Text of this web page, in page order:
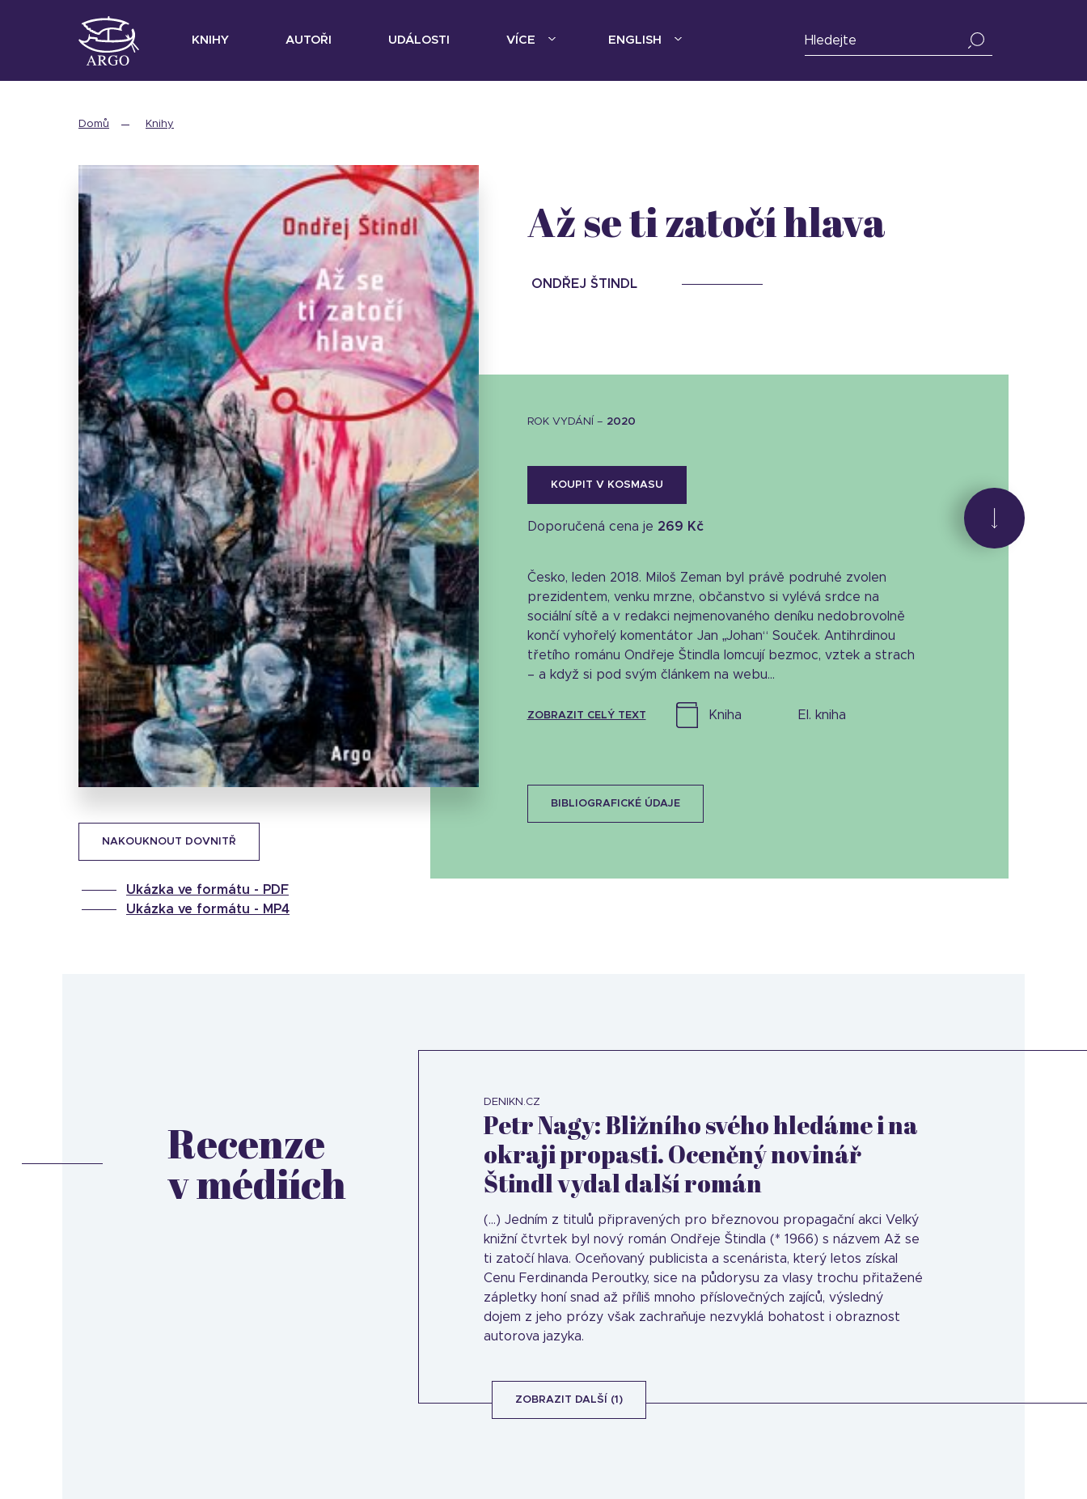
KNIHY AUTOŘI UDÁLOSTI VÍCE ENGLISH
Domů Knihy
NAKOUKNOUT DOVNITŘ
Ukázka ve formátu - PDF
Ukázka ve formátu - MP4
Až se ti zatočí hlava
ONDŘEJ ŠTINDL
ROK VYDÁNÍ – 2020
KOUPIT V KOSMASU
Doporučená cena je 269 Kč
Česko, leden 2018. Miloš Zeman byl právě podruhé zvolen
prezidentem, venku mrzne, občanstvo si vylévá srdce na
sociální sítě a v redakci nejmenovaného deníku nedobrovolně
končí vyhořelý komentátor Jan „Johan“ Souček. Antihrdinou
třetího románu Ondřeje Štindla lomcují bezmoc, vztek a strach
– a když si pod svým článkem na webu...
ZOBRAZIT CELÝ TEXT kniha el. kniha
BIBLIOGRAFICKÉ ÚDAJE
Recenze
v médiích
DENIKN.CZ
Petr Nagy: Bližního svého hledáme i na
okraji propasti. Oceněný novinář
Štindl vydal další román
(...) Jedním z titulů připravených pro březnovou propagační akci Velký
knižní čtvrtek byl nový román Ondřeje Štindla (* 1966) s názvem Až se
ti zatočí hlava. Oceňovaný publicista a scenárista, který letos získal
Cenu Ferdinanda Peroutky, sice na půdorysu za vlasy trochu přitažené
zápletky honí snad až příliš mnoho příslovečných zajíců, výsledný
dojem z jeho prózy však zachraňuje nezvyklá bohatost i obraznost
autorova jazyka.
ZOBRAZIT DALŠÍ (1)